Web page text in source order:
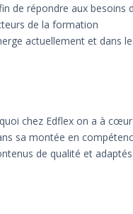
de répondre aux besoins
de la formation
actuellement et dans
chez Edflex on a à
sa montée en
de qualité et